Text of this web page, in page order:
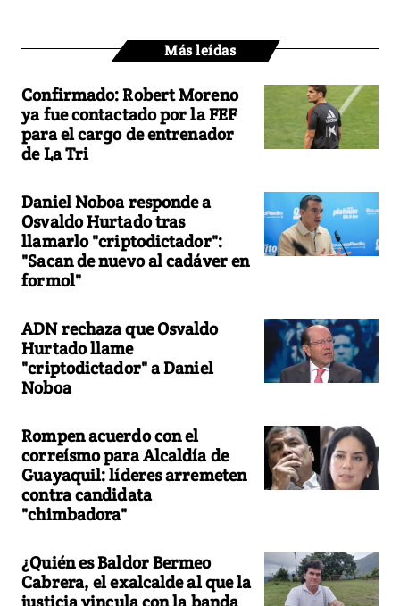
Más leídas
Confirmado: Robert Moreno
ya fue contactado por la FEF
para el cargo de entrenador
de La Tri
Daniel Noboa responde a
Osvaldo Hurtado tras
llamarlo "criptodictador":
"Sacan de nuevo al cadáver en
formol"
ADN rechaza que Osvaldo
Hurtado llame
"criptodictador" a Daniel
Noboa
Rompen acuerdo con el
correísmo para Alcaldía de
Guayaquil: líderes arremeten
contra candidata
"chimbadora"
¿Quién es Baldor Bermeo
Cabrera, el exalcalde al que la
justicia vincula con la banda